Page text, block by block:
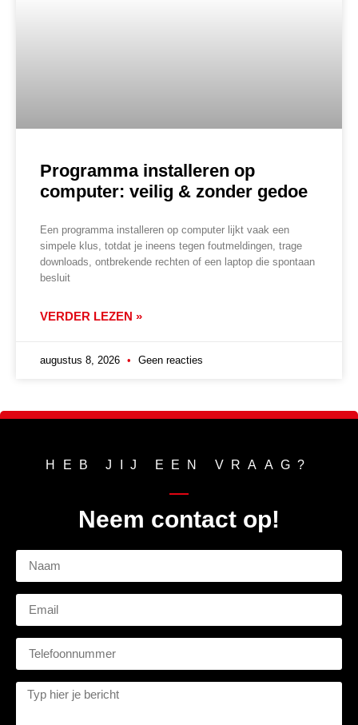
Programma installeren op
computer: veilig & zonder gedoe
Een programma installeren op computer lijkt vaak een
simpele klus, totdat je ineens tegen foutmeldingen, trage
downloads, ontbrekende rechten of een laptop die spontaan
besluit
VERDER LEZEN »
augustus 8, 2026 Geen reacties
HEB JIJ EEN VRAAG?
Neem contact op!